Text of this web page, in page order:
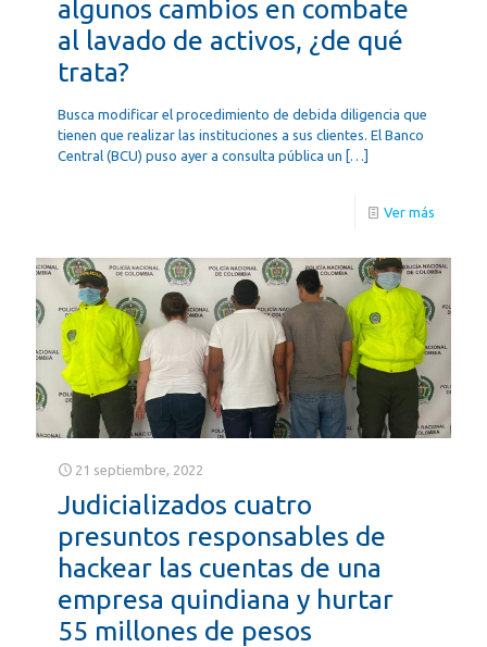
algunos cambios en combate
al lavado de activos, ¿de qué
trata?
Busca modificar el procedimiento de debida diligencia que
tienen que realizar las instituciones a sus clientes. El Banco
Central (BCU) puso ayer a consulta pública un […]
Ver más
21 septiembre, 2022
Judicializados cuatro
presuntos responsables de
hackear las cuentas de una
empresa quindiana y hurtar
55 millones de pesos